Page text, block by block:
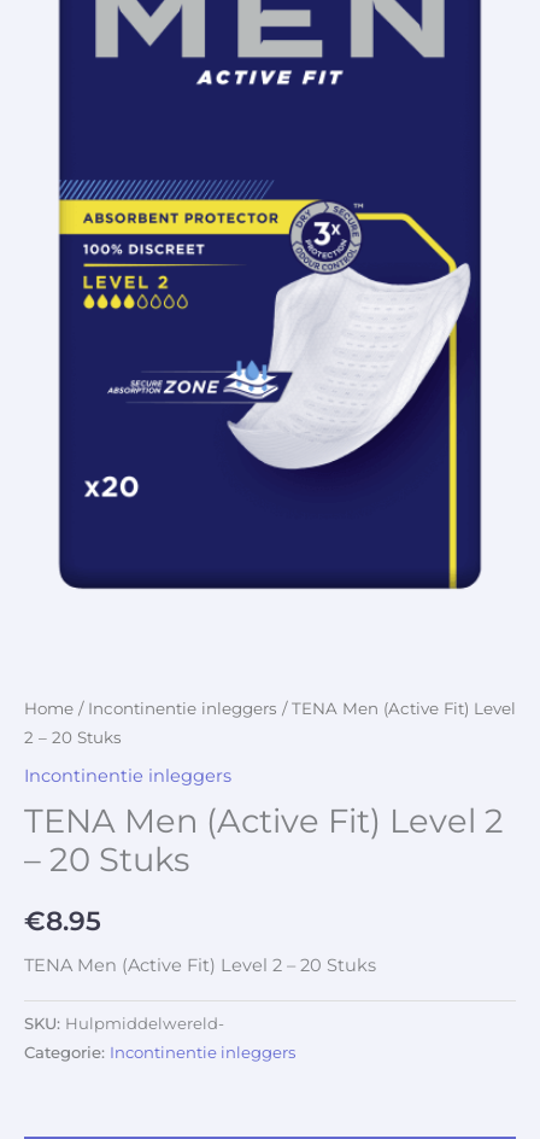
Home / Incontinentie inleggers / TENA Men (Active Fit) Level
2 – 20 Stuks
Incontinentie inleggers
TENA Men (Active Fit) Level 2
– 20 Stuks
€8.95
TENA Men (Active Fit) Level 2 – 20 Stuks
SKU: Hulpmiddelwereld-
Categorie: Incontinentie inleggers